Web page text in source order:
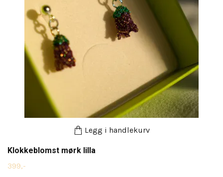
Legg i handlekurv
Klokkeblomst mørk lilla
399,-